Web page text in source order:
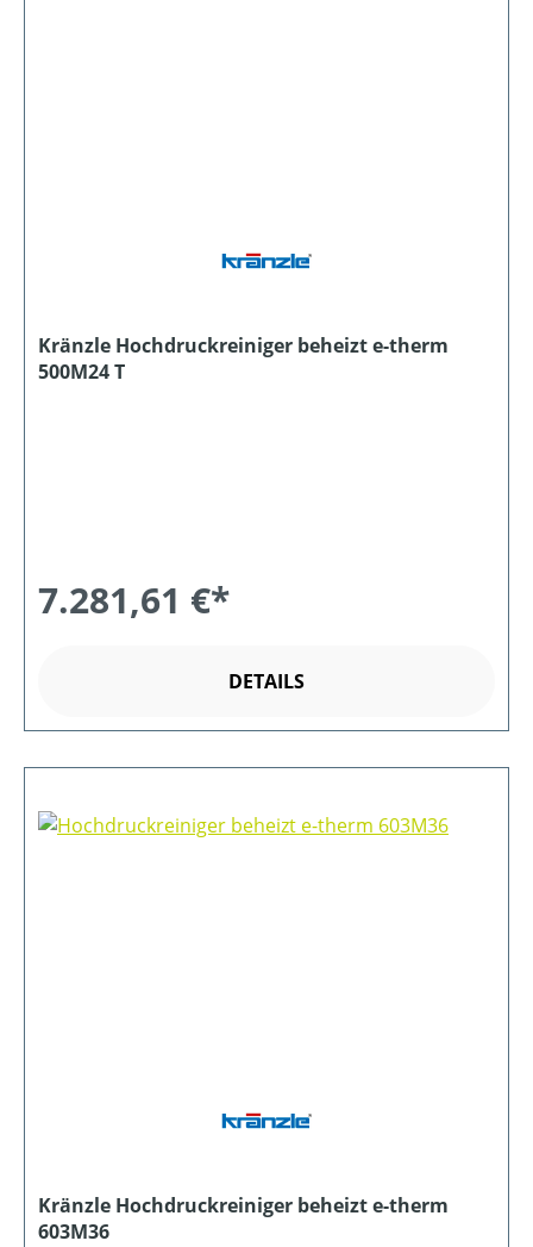
Kränzle Hochdruckreiniger beheizt e-therm
500M24 T
7.281,61 €*
DETAILS
Kränzle Hochdruckreiniger beheizt e-therm
603M36